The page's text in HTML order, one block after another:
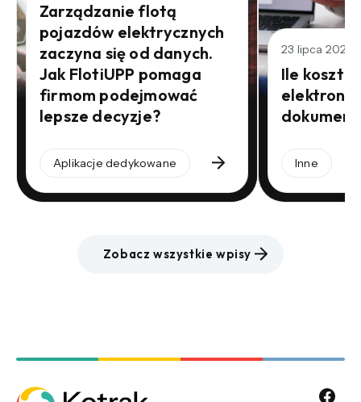
Zarządzanie flotą
pojazdów elektrycznych
zaczyna się od danych.
Jak FlotiUPP pomaga
firmom podejmować
lepsze decyzje?
Aplikacje dedykowane
23 lipca 2026
Ile
Inne
Zobacz wszystkie wpisy